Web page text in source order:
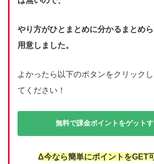
やり方がひとまとめに分かるまとめ
用意しました。
よかったら以下のボタンをクリック
てください！
無料で課金ポイントをゲット
Δ今なら簡単にポイントをGET